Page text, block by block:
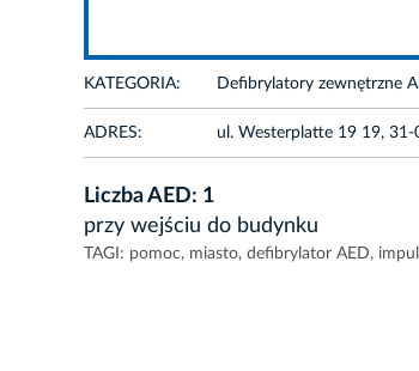
KATEGORIA: Defibrylatory zewnętrzne
ADRES: ul. Westerplatte 19 19,
Liczba AED: 1
przy wejściu do budynku
TAGI: pomoc, miasto, defibrylator AED,